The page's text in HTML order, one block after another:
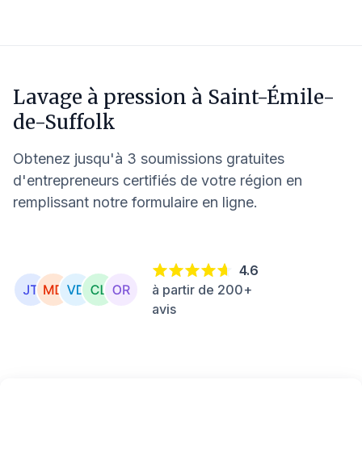
Lavage à pression à Saint-Émile-
de-Suffolk
Obtenez jusqu'à 3 soumissions gratuites
d'entrepreneurs certifiés de votre région en
remplissant notre formulaire en ligne.
4.6
à partir de 200+
avis